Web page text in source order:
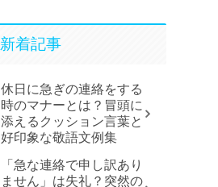
新着記事
休日に急ぎの連絡をする
時のマナーとは？冒頭に
添えるクッション言葉と
好印象な敬語文例集
「急な連絡で申し訳あり
ません」は失礼？突然の